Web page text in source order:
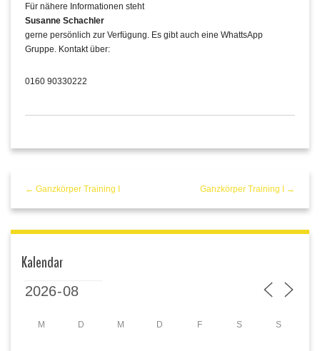
Für nähere Informationen steht
Susanne Schachler
gerne persönlich zur Verfügung. Es gibt auch eine WhattsApp
Gruppe. Kontakt über:
0160 90330222
← Ganzkörper Training I Ganzkörper Training I →
Kalendar
M D M D F S S